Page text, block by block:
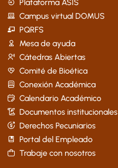
Plataforma ASIS
Campus virtual DOMUS
PQRFS
Mesa de ayuda
Cátedras Abiertas
Comité de Bioética
Conexión Académica
Calendario Académico
Documentos institucionales
Derechos Pecuniarios
Portal del Empleado
Trabaje con nosotros